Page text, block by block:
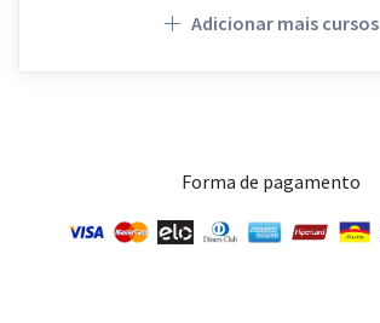
Adicionar mais cursos
Forma de pagamento